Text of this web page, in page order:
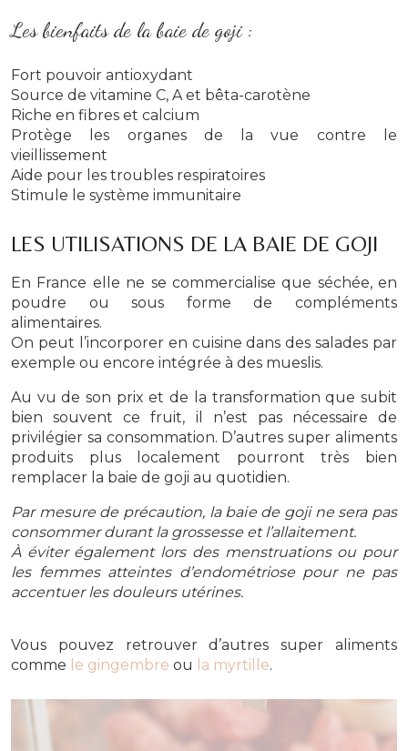
Les bienfaits de la baie de goji :
Fort pouvoir antioxydant
Source de vitamine C, A et bêta-carotène
Riche en fibres et calcium
Protège les organes de la vue contre le
vieillissement
Aide pour les troubles respiratoires
Stimule le système immunitaire
LES UTILISATIONS DE LA BAIE DE GOJI
En France elle ne se commercialise que séchée, en
poudre ou sous forme de compléments
alimentaires.
On peut l’incorporer en cuisine dans des salades par
exemple ou encore intégrée à des mueslis.
Au vu de son prix et de la transformation que subit
bien souvent ce fruit, il n’est pas nécessaire de
privilégier sa consommation. D’autres super aliments
produits plus localement pourront très bien
remplacer la baie de goji au quotidien.
Par mesure de précaution, la baie de goji ne sera pas
consommer durant la grossesse et l’allaitement.
À éviter également lors des menstruations ou pour
les femmes atteintes d’endométriose pour ne pas
accentuer les douleurs utérines.
Vous pouvez retrouver d’autres super aliments
comme le gingembre ou la myrtille.